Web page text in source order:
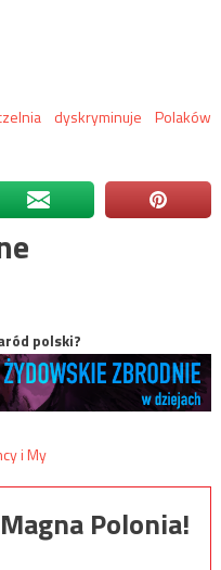
dyskryminuje Polaków
polski?
Polonia!